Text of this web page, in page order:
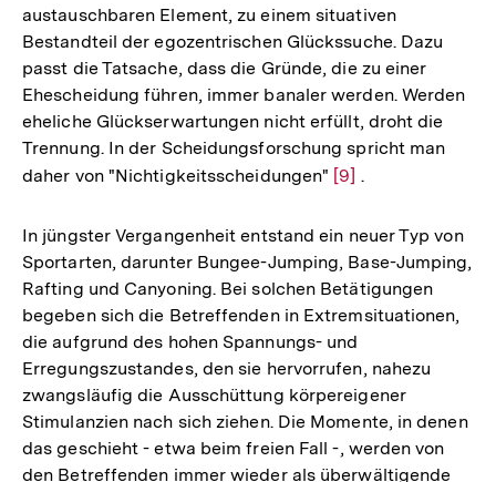
austauschbaren Element, zu einem situativen
Bestandteil der egozentrischen Glückssuche. Dazu
passt die Tatsache, dass die Gründe, die zu einer
Ehescheidung führen, immer banaler werden. Werden
eheliche Glückserwartungen nicht erfüllt, droht die
Trennung. In der Scheidungsforschung spricht man
daher von "Nichtigkeitsscheidungen" Zur
der
Fußnote
[9] .
In jüngster Vergangenheit entstand ein neuer Typ von
Sportarten, darunter Bungee-Jumping, Base-Jumping,
Rafting und Canyoning. Bei solchen Betätigungen
begeben sich die Betreffenden in Extremsituationen,
die aufgrund des hohen Spannungs- und
Erregungszustandes, den sie hervorrufen, nahezu
zwangsläufig die Ausschüttung körpereigener
Stimulanzien nach sich ziehen. Die Momente, in denen
das geschieht - etwa beim freien Fall -, werden von
den Betreffenden immer wieder als überwältigende